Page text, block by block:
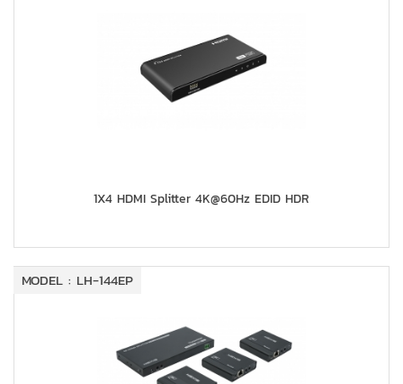
1X4 HDMI Splitter 4K@60Hz EDID HDR
MODEL : LH-144EP